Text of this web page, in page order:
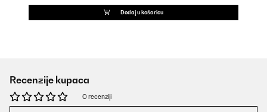
Dodaj u košaricu
Recenzije kupaca
O recenziji